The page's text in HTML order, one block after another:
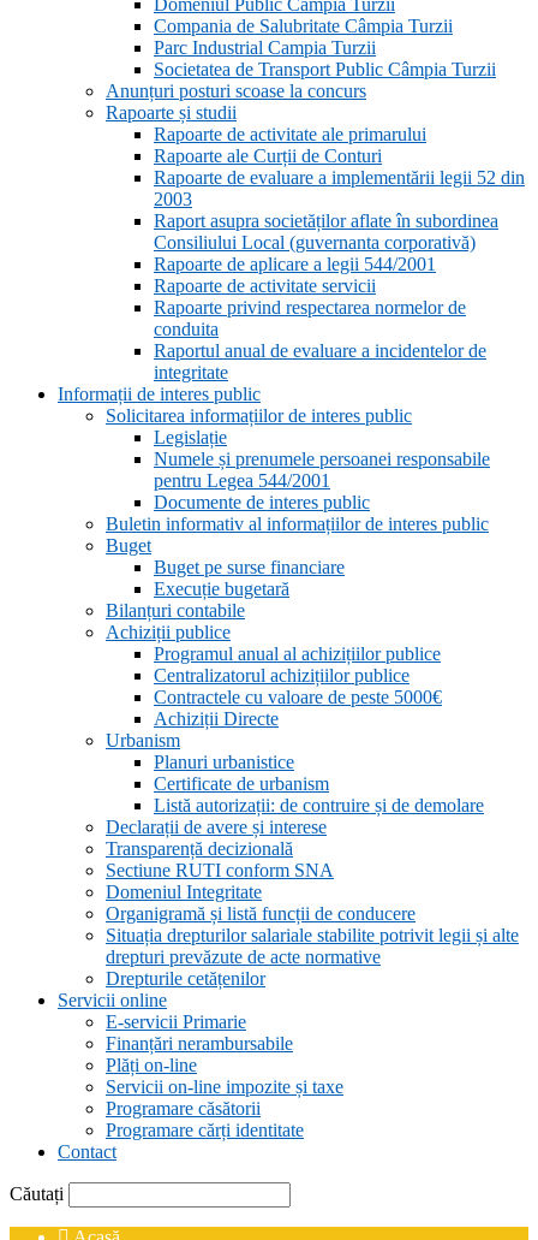
Domeniul Public Câmpia Turzii
Compania de Salubritate Câmpia Turzii
Parc Industrial Campia Turzii
Societatea de Transport Public Câmpia Turzii
Anunțuri posturi scoase la concurs
Rapoarte și studii
Rapoarte de activitate ale primarului
Rapoarte ale Curții de Conturi
Rapoarte de evaluare a implementării legii 52 din
2003
Raport asupra societăților aflate în subordinea
Consiliului Local (guvernanta corporativă)
Rapoarte de aplicare a legii 544/2001
Rapoarte de activitate servicii
Rapoarte privind respectarea normelor de
conduita
Raportul anual de evaluare a incidentelor de
integritate
Informații de interes public
Solicitarea informațiilor de interes public
Legislație
Numele și prenumele persoanei responsabile
pentru Legea 544/2001
Documente de interes public
Buletin informativ al informațiilor de interes public
Buget
Buget pe surse financiare
Execuție bugetară
Bilanțuri contabile
Achiziții publice
Programul anual al achizițiilor publice
Centralizatorul achizițiilor publice
Contractele cu valoare de peste 5000€
Achiziții Directe
Urbanism
Planuri urbanistice
Certificate de urbanism
Listă autorizații: de contruire și de demolare
Declarații de avere și interese
Transparență decizională
Sectiune RUTI conform SNA
Domeniul Integritate
Organigramă și listă funcții de conducere
Situația drepturilor salariale stabilite potrivit legii și alte
drepturi prevăzute de acte normative
Drepturile cetățenilor
Servicii online
E-servicii Primarie
Finanțări nerambursabile
Plăți on-line
Servicii on-line impozite și taxe
Programare căsătorii
Programare cărți identitate
Contact
Căutați